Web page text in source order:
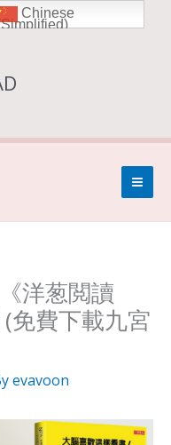
Chinese
洋葱閲讀
免費下載九宮
evavoon